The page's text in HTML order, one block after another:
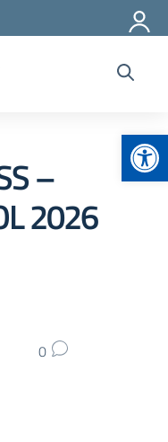
–
2026
0